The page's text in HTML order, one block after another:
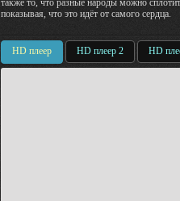
также то, что разные народы можно
показывая, что это идёт от самого сердца.
HD плеер HD плеер 2 HD